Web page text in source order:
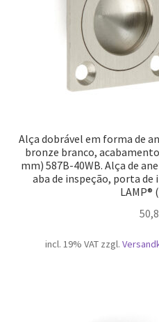
Alça dobrável em forma de
bronze branco,
mm) 587B-40WB. Alça de
aba de inspeção, porta de
LAMP®
incl. 19% VAT zzgl.